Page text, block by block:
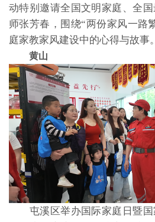
动特别邀请全国文明家庭、全
师张芳春，围绕“两份家风一路
庭家教家风建设中的心得与故事。
黄山
屯溪区举办国际家庭日暨国